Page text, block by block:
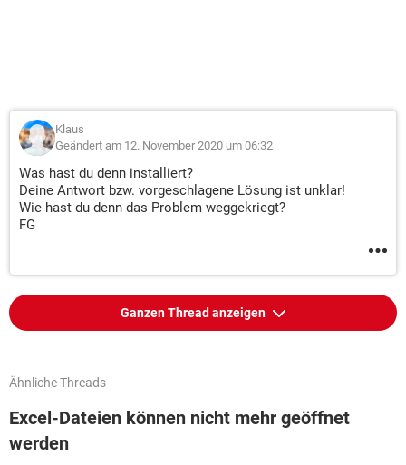
Klaus
Geändert am 12. November 2020 um 06:32
Was hast du denn installiert?
Deine Antwort bzw. vorgeschlagene Lösung ist unklar!
Wie hast du denn das Problem weggekriegt?
FG
Ganzen Thread anzeigen
Ähnliche Threads
Excel-Dateien können nicht mehr geöffnet
werden